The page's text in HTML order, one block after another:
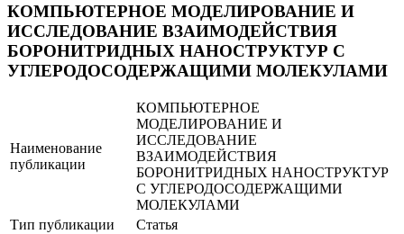
КОМПЬЮТЕРНОЕ МОДЕЛИРОВАНИЕ И
ИССЛЕДОВАНИЕ ВЗАИМОДЕЙСТВИЯ
БОРОНИТРИДНЫХ НАНОСТРУКТУР С
УГЛЕРОДОСОДЕРЖАЩИМИ МОЛЕКУЛАМИ
Наименование
публикации
КОМПЬЮТЕРНОЕ
МОДЕЛИРОВАНИЕ И
ИССЛЕДОВАНИЕ
ВЗАИМОДЕЙСТВИЯ
БОРОНИТРИДНЫХ НАНОСТРУКТУР
С УГЛЕРОДОСОДЕРЖАЩИМИ
МОЛЕКУЛАМИ
Тип публикации
Статья